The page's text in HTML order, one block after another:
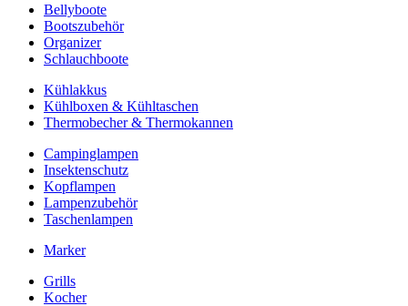
Bellyboote
Bootszubehör
Organizer
Schlauchboote
Kühlakkus
Kühlboxen & Kühltaschen
Thermobecher & Thermokannen
Campinglampen
Insektenschutz
Kopflampen
Lampenzubehör
Taschenlampen
Marker
Grills
Kocher